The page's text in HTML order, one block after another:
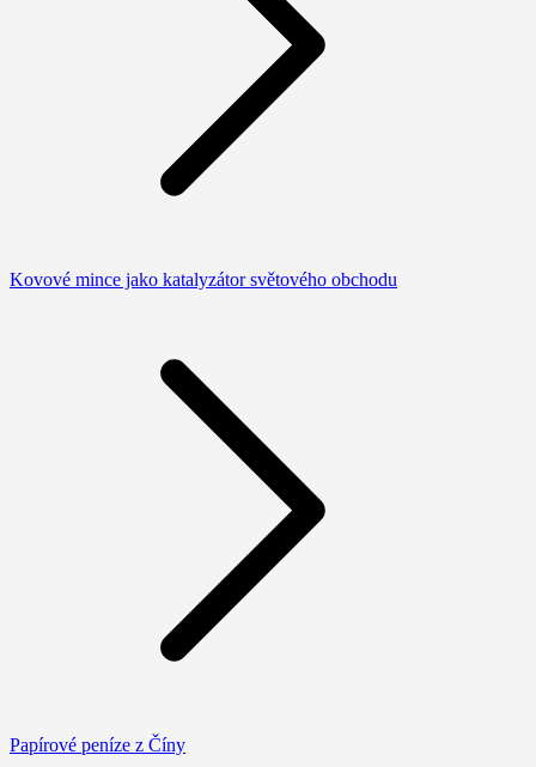
Kovové mince jako katalyzátor světového obchodu
Papírové peníze z Číny